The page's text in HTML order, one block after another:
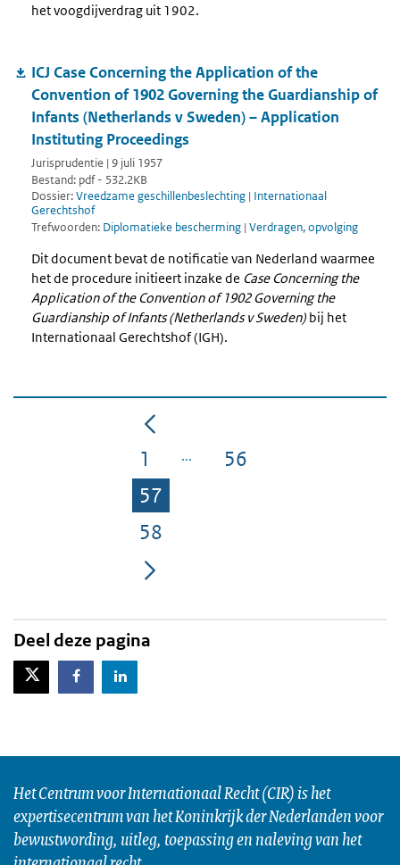
het voogdijverdrag uit 1902.
ICJ Case Concerning the Application of the
Convention of 1902 Governing the Guardianship of
Infants (Netherlands v Sweden) – Application
Instituting Proceedings
Jurisprudentie | 9 juli 1957
Bestand: pdf - 532.2KB
Dossier:Vreedzame geschillenbeslechting | Internationaal
Gerechtshof
Trefwoorden: Diplomatieke bescherming | Verdragen, opvolging
Dit document bevat de notificatie van Nederland waarmee
het de procedure initieert inzake de Case Concerning the
Application of the Convention of 1902 Governing the
Guardianship of Infants (Netherlands v Sweden) bij het
Internationaal Gerechtshof (IGH).
Pagina
1 Pagina
56
Pagina
57
Pagina
58
Deel deze pagina
X-TwitterFacebookLinkedIn
Het Centrum voor Internationaal Recht (CIR) is het
expertisecentrum van het Koninkrijk der Nederlanden voor
bewustwording, uitleg, toepassing en naleving van het